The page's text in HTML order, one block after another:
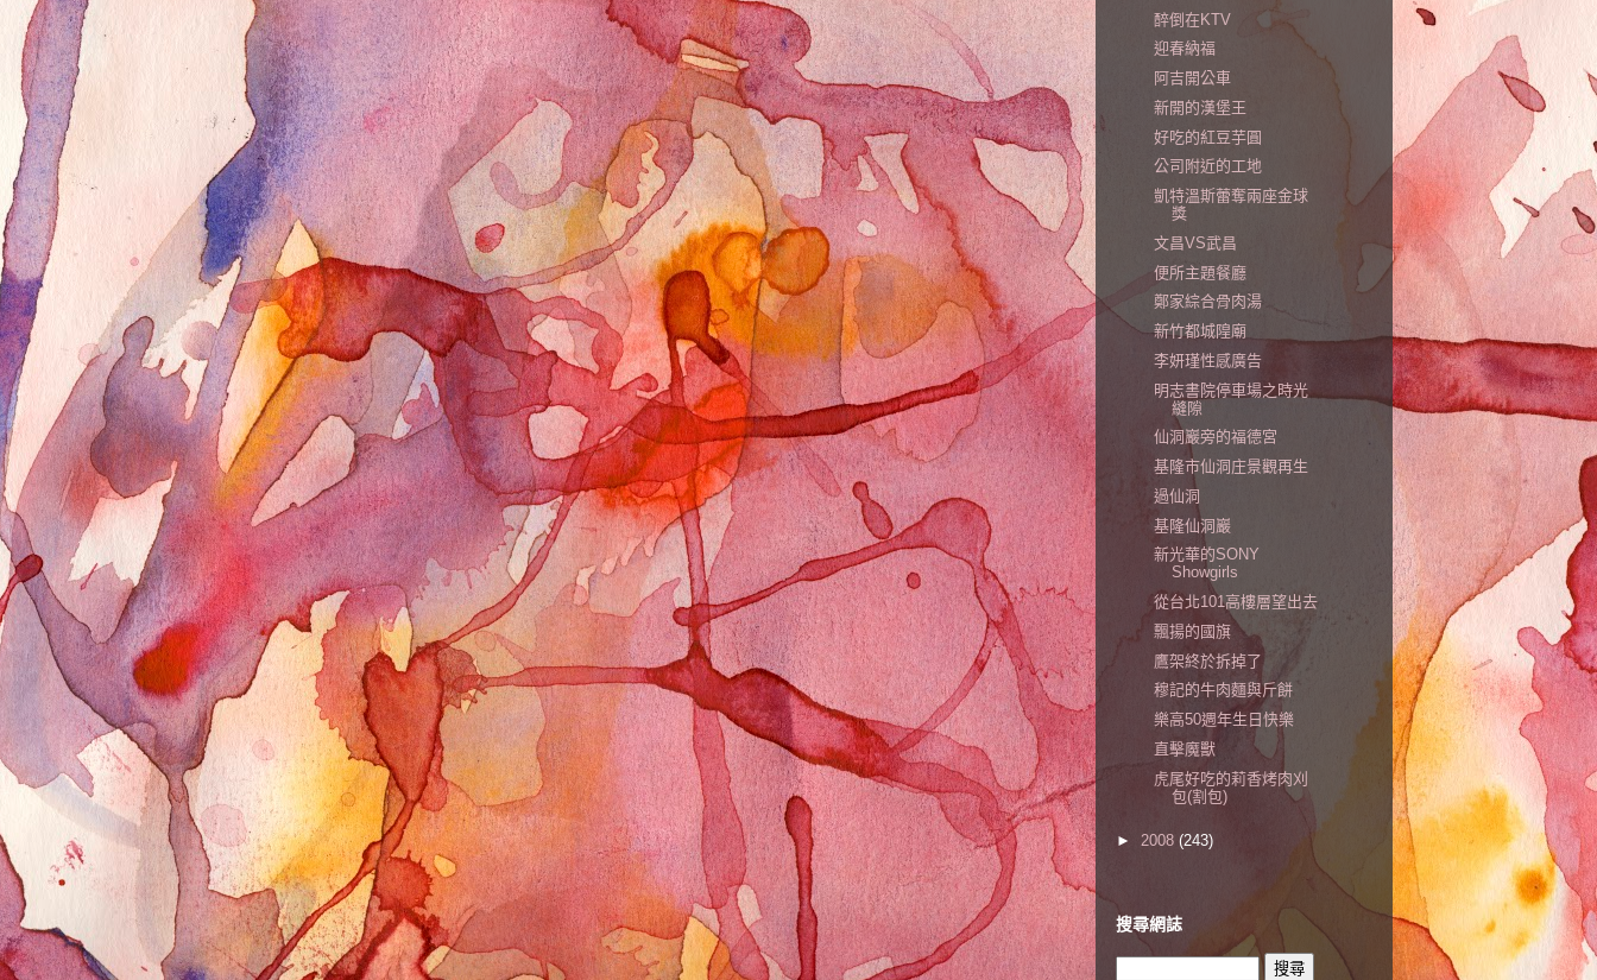
醉倒在KTV
迎春納福
阿吉開公車
新開的漢堡王
好吃的紅豆芋圓
公司附近的工地
凱特溫斯蕾奪兩座金球
獎
文昌VS武昌
便所主題餐廳
鄭家綜合骨肉湯
新竹都城隍廟
李妍瑾性感廣告
明志書院停車場之時光
縫隙
仙洞巖旁的福德宮
基隆市仙洞庄景觀再生
過仙洞
基隆仙洞巖
新光華的SONY
Showgirls
從台北101高樓層望出去
飄揚的國旗
鷹架終於拆掉了
穆記的牛肉麵與斤餅
樂高50週年生日快樂
直擊魔獸
虎尾好吃的莉香烤肉刈
包(割包)
► 2008 (243)
搜尋網誌